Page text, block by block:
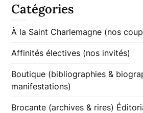
Catégories
À la Saint Charlemagne (nos
Affinités électives (nos invités)
Boutique (bibliographies &
manifestations)
Brocante (archives & rires)